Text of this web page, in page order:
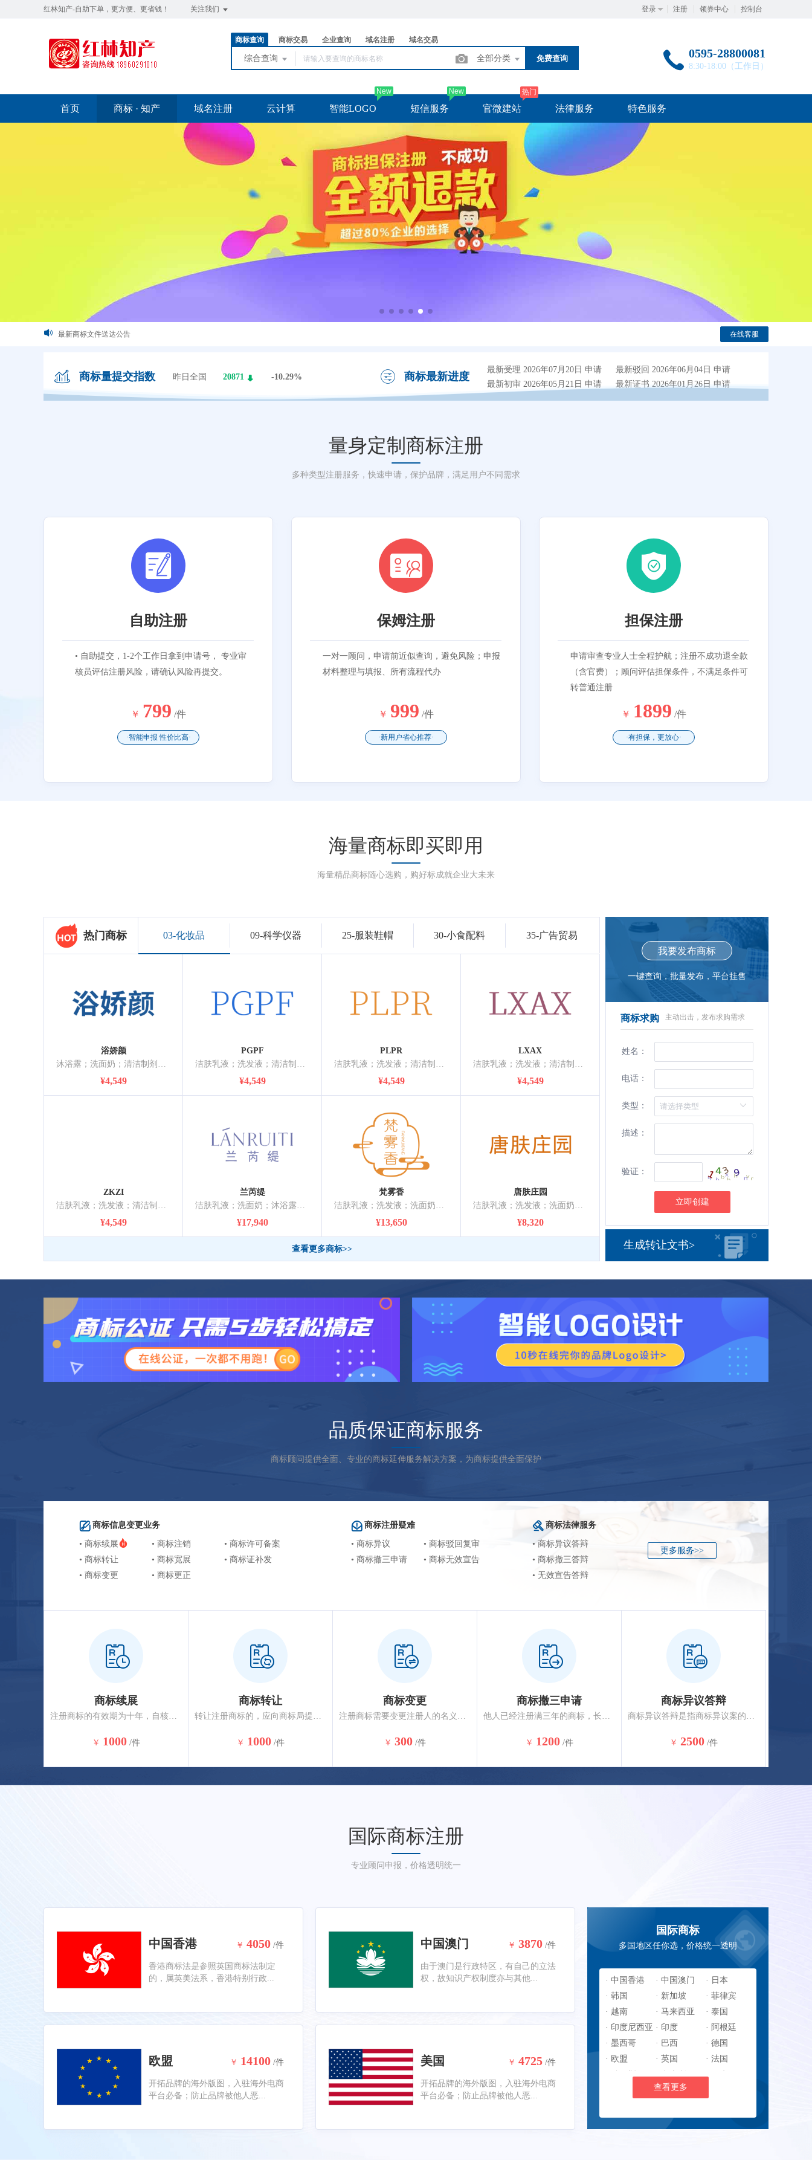
红林知产-自助下单，更方便、更省钱！ 关注我们 登录 注册 领券中心 控制台
商标查询 商标交易 企业查询 域名注册 域名交易
综合查询 全部分类 免费查询 0595-28800081
8:30-18:00（工作日）
首页 商标 · 知产 域名注册 云计算 智能LOGO
New
短信服务
New
官微建站
热门
法律服务 特色服务
这些logo背后竟有这样的含义？
最新商标文件送达公告 在线客服
商标量提交指数 昨日全国 20871 -10.29% 商标最新进度
最新受理 2026年07月20日 申请
最新驳回 2026年06月04日 申请
最新初审 2026年05月21日 申请
最新证书 2026年01月26日 申请
量身定制商标注册
多种类型注册服务，快速申请，保护品牌，满足用户不同需求
自助注册
• 自助提交，1-2个工作日拿到申请号， 专业审
核员评估注册风险，请确认风险再提交。
￥ 799 /件
·智能申报 性价比高·
保姆注册
一对一顾问，申请前近似查询，避免风险；申报
材料整理与填报、所有流程代办
￥ 999 /件
·新用户省心推荐·
担保注册
申请审查专业人士全程护航；注册不成功退全款
（含官费）；顾问评估担保条件，不满足条件可
转普通注册
￥ 1899 /件
·有担保，更放心·
海量商标即买即用
海量精品商标随心选购，购好标成就企业大未来
热门商标 03-化妆品 09-科学仪器 25-服装鞋帽 30-小食配料 35-广告贸易
浴娇颜
沐浴露；洗面奶；清洁制剂；抛光制剂；研磨剂；香精油；化妆品；牙膏；香；不含药物的宠物沐浴露
¥4,549
PGPF
洁肤乳液；洗发液；清洁制剂；抛光制剂；研磨剂；香精油；化妆品；牙膏；香；动物用化妆品
¥4,549
PLPR
洁肤乳液；洗发液；清洁制剂；抛光制剂；研磨剂；香精油；化妆品；牙膏；香；动物用化妆品
¥4,549
LXAX
洁肤乳液；洗发液；清洁制剂；抛光制剂；研磨剂；香精油；化妆品；牙膏；香；动物用化妆品
¥4,549
ZKZI
洁肤乳液；洗发液；清洁制剂；抛光制剂；研磨剂；香精油；化妆品；牙膏；香；动物用化妆品
¥4,549
兰芮缇
洁肤乳液；洗面奶；沐浴露；清洁制剂；香精油；化妆品；香水；睫毛膏；美容面膜；牙膏
¥17,940
梵雾香
洁肤乳液；洗发液；洗面奶；清洁制剂；香精油；化妆品；美容面膜；口香水；香；空气芳香剂
¥13,650
唐肤庄园
洁肤乳液；洗发液；洗面奶；清洁制剂；香精油；化妆品；美容面膜；口香水；香；空气芳香剂
¥8,320
查看更多商标>>
我要发布商标
一键查询，批量发布，平台挂售
商标求购 主动出击，发布求购需求
姓名：
电话：
类型：
描述：
验证：
立即创建
生成转让文书>
品质保证商标服务
商标顾问提供全面、专业的商标延伸服务解决方案，为商标提供全面保护
商标信息变更业务
• 商标续展
• 商标转让
• 商标变更
• 商标注销
• 商标宽展
• 商标更正
• 商标许可备案
• 商标证补发
商标注册疑难
• 商标异议
• 商标撤三申请
• 商标驳回复审
• 商标无效宣告
商标法律服务
• 商标异议答辩
• 商标撤三答辩
• 无效宣告答辩
更多服务>>
商标续展
注册商标的有效期为十年，自核准注册之日起计算。注册商标有效期满，需要继续使用的应申请商标续展，商标到期前12个月内应办理续展，约2-3个月核准完成。
￥ 1000 /件
商标转让
转让注册商标的，应向商标局提出申请。相同或类似商品、服务上的相同近似商标应一并转让，约6-10个月核准完成。
￥ 1000 /件
商标变更
注册商标需要变更注册人的名义、地址或者其他注册事项的，应当提出变更申请。变更商标注册人名义或地址的，商标注册人应将其全部注册商标一并变更，约3-5个月核准完成。
￥ 300 /件
商标撤三申请
他人已经注册满三年的商标，长期不使用，向商标局要求撤销该商标，任何单位或者个人均可向商标局递交撤销申请。
￥ 1200 /件
商标异议答辩
商标异议答辩是指商标异议案的被异议人在法定期限内对异议理由以书面形式进行辩驳的法律行为。
￥ 2500 /件
国际商标注册
专业顾问申报，价格透明统一
中国香港 ￥ 4050 /件
香港商标法是参照英国商标法制定
的，属英美法系，香港特别行政...
中国澳门 ￥ 3870 /件
由于澳门是行政特区，有自己的立法
权，故知识产权制度亦与其他...
欧盟 ￥ 14100 /件
开拓品牌的海外版图，入驻海外电商
平台必备；防止品牌被他人恶...
美国 ￥ 4725 /件
开拓品牌的海外版图，入驻海外电商
平台必备；防止品牌被他人恶...
国际商标
多国地区任你选，价格统一透明
· 中国香港 · 中国澳门
· 日本
· 韩国
· 新加坡
· 菲律宾
· 越南
· 马来西亚
· 泰国
· 印度尼西亚 · 印度
· 阿根廷
· 墨西哥
· 巴西
· 德国
· 欧盟
· 英国
· 法国
· 俄罗斯
· 意大利
· 西班牙
· 土耳其
查看更多